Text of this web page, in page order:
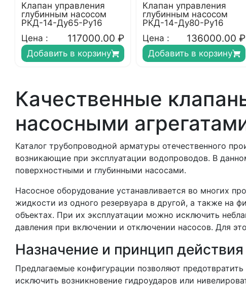
Клапан управления
глубинным насосом
РКД-14-Ду65-Ру16
Цена :
117000.00 ₽
Добавить в корзину
Клапан управления
глубинным насосом
РКД-14-Ду80-Ру16
Цена :
136000.00 ₽
Добавить в корзину
Качественные
насосными
Каталог трубопроводной арматуры отечественного
возникающие при эксплуатации водопроводов. В
поверхностными и глубинными насосами.
Насосное оборудование устанавливается во многих
жидкости из одного резервуара в другой, а также на
объектах. При их эксплуатации можно исключить
давления при включении и отключении насосов. Для
Назначение и принцип действия
Предлагаемые конфигурации позволяют
исключить возникновение гидроударов или